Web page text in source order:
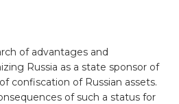
of advantages and
Russia as a state sponsor of
confiscation of Russian assets.
of such a status for